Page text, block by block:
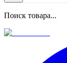
Поиск товара...